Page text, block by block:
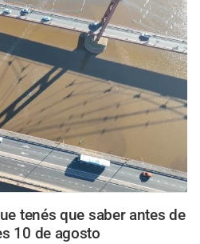
tenés que saber antes de
10 de agosto